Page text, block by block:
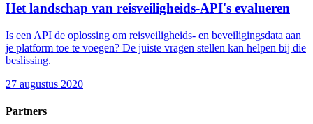
Het landschap van reisveiligheids-API's evalueren
Is een API de oplossing om reisveiligheids- en beveiligingsdata aan
je platform toe te voegen? De juiste vragen stellen kan helpen bij die
beslissing.
27 augustus 2020
Partners